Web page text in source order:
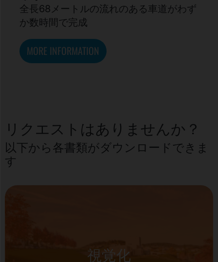
全長68メートルの流れのある車道がわず
か数時間で完成
MORE INFORMATION
リクエストはありませんか？
以下から各書類がダウンロードできま
す
視覚化